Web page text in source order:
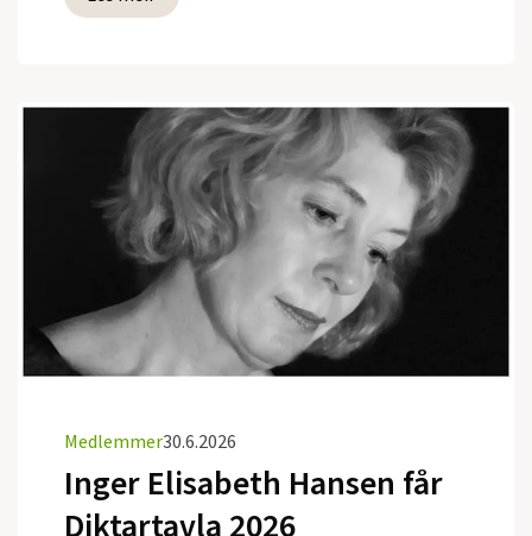
Medlemmer30.6.2026
Inger Elisabeth Hansen får